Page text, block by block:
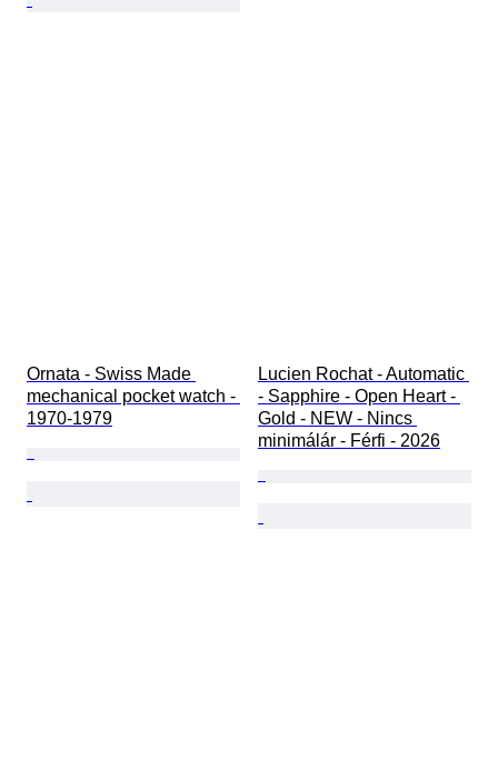
Ornata - Swiss Made
mechanical pocket watch -
1970-1979
Lucien Rochat - Automatic
- Sapphire - Open Heart -
Gold - NEW - Nincs
minimálár - Férfi - 2026